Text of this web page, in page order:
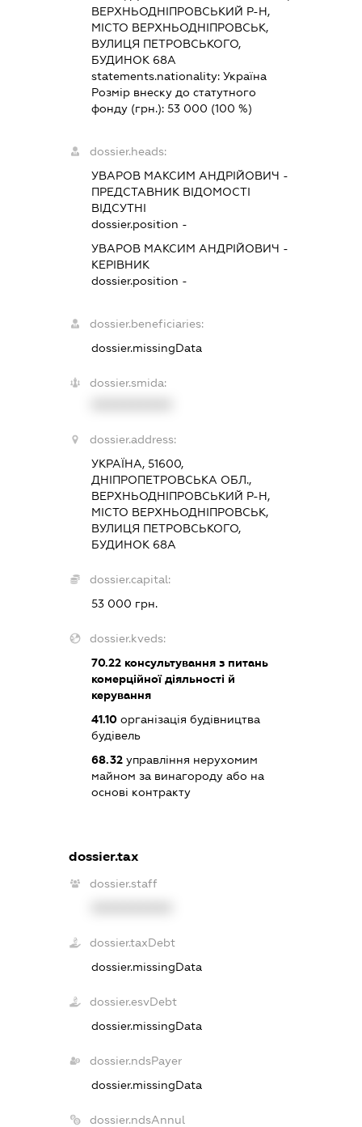
ВЕРХНЬОДНІПРОВСЬКИЙ Р-Н,
МІСТО ВЕРХНЬОДНІПРОВСЬК,
ВУЛИЦЯ ПЕТРОВСЬКОГО,
БУДИНОК 68А
statements.nationality:Україна
Розмір внеску до статутного
фонду (грн.):53 000 (100 %)
dossier.heads:
УВАРОВ МАКСИМ АНДРІЙОВИЧ -
ПРЕДСТАВНИК ВІДОМОСТІ
ВІДСУТНІ
dossier.position -
УВАРОВ МАКСИМ АНДРІЙОВИЧ -
КЕРІВНИК
dossier.position -
dossier.beneficiaries:
dossier.missingData
dossier.smida:
dossier.address:
УКРАЇНА, 51600,
ДНІПРОПЕТРОВСЬКА ОБЛ.,
ВЕРХНЬОДНІПРОВСЬКИЙ Р-Н,
МІСТО ВЕРХНЬОДНІПРОВСЬК,
ВУЛИЦЯ ПЕТРОВСЬКОГО,
БУДИНОК 68А
dossier.capital:
53 000 грн.
dossier.kveds:
70.22 консультування з питань
комерційної діяльності й
керування
41.10 організація будівництва
будівель
68.32 управління нерухомим
майном за винагороду або на
основі контракту
dossier.tax
dossier.staff
dossier.taxDebt
dossier.missingData
dossier.esvDebt
dossier.missingData
dossier.ndsPayer
dossier.missingData
dossier.ndsAnnul